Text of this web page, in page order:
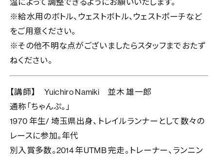
※給水用のボトル、ウェストボトル、ウェストポーチなど
をご用意ください。
※その他不明な点がございましたらスタッフまでおたず
ねください。
【講師】 Yuichiro Namiki 並木 雄一郎
通称「ちゃんぷ。」
1970 年生/ 埼玉県出身、トレイルランナーとして数々の
レースに参加。年代
別入賞多数。2014 年UTMB 完走。トレーナー、ランニン